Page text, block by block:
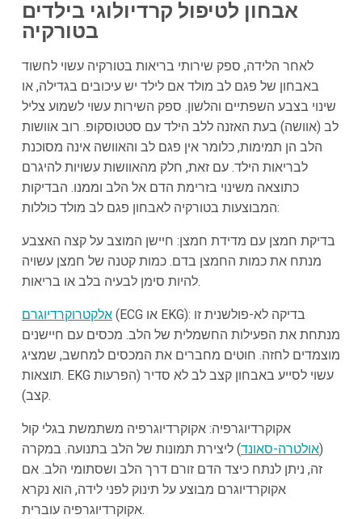
אבחון לטיפול קרדיולוגי בילדים
בטורקיה
לאחר הלידה, ספק שירותי בריאות בטורקיה עשוי לחשוד
באבחון של פגם לב מולד אם לילד יש עיכובים בגדילה, או
שינוי בצבע השפתיים והלשון. ספק השירות עשוי לשמוע צליל
לב (אוושה) בעת האזנה ללב הילד עם סטטוסקופ. רוב אוושות
הלב הן תמימות, כלומר אין פגם לב והאוושה אינה מסוכנת
לבריאות הילד. עם זאת, חלק מהאוושות עשויות להיגרם
כתוצאה משינוי בזרימת הדם אל הלב וממנו. הבדיקות
המבוצעות בטורקיה לאבחון פגם לב מולד כוללות:
בדיקת חמצן עם מדידת חמצן: חיישן המוצב על קצה האצבע
מנתח את כמות החמצן בדם. כמות קטנה של חמצן עשויה
להיות סימן לבעיה בלב או בריאות.
אלקטרוקרדיוגרם(ECG או EKG): בדיקה לא-פולשנית זו
מנתחת את הפעילות החשמלית של הלב. מכסים עם חיישנים
מוצמדים לחזה. חוטים מחברים את המכסים למחשב, שמציג
תוצאות. EKG עשוי לסייע באבחון קצב לב לא סדיר (הפרעות
קצב).
אקוקרדיוגרפיה: אקוקרדיוגרפיה משתמשת בגלי קול
(אולטרה-סאונד) ליצירת תמונות של הלב בתנועה. במקרה
זה, ניתן לנתח כיצד הדם זורם דרך הלב ושסתומי הלב. אם
אקוקרדיוגרם מבוצע על תינוק לפני לידה, הוא נקרא
אקוקרדיוגרפיה עוברית.